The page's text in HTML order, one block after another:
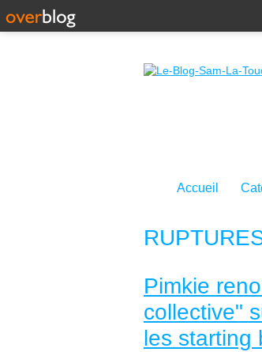
Accueil
Pimkie
collective"
les starting